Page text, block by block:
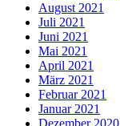
August 2021
Juli 2021
Juni 2021
Mai 2021
April 2021
März 2021
Februar 2021
Januar 2021
Dezember 2020